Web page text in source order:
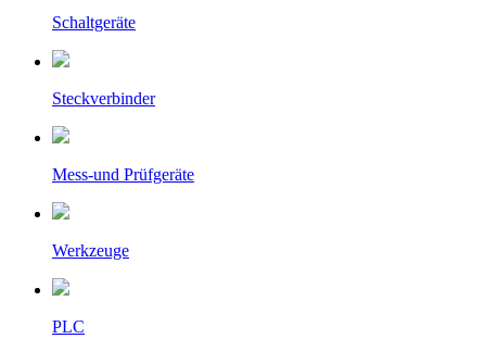
Schaltgeräte
Steckverbinder
Mess-und Prüfgeräte
Werkzeuge
PLC